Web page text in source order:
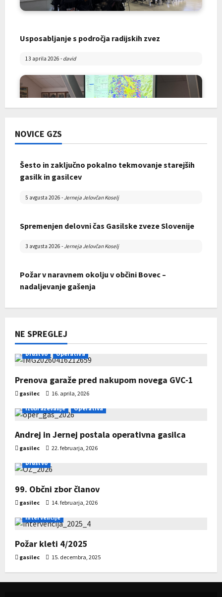
Usposabljanje s področja radijskih zvez
13 aprila 2026 - david
Skupščina Gasilske zveze Mislinjske doline 2026
Zaključek tečaja za operativnega gasilca
Pregled društev 2025
Operativno taktična gasilska vaja GZMD –
KOCEROD 2025
16 novembra 2025-david
NOVICE GZS
Šesto in zaključno pokalno tekmovanje starejših
gasilk in gasilcev
5 avgusta 2026 -Jerneja Jelovčan Koselj
Spremenjen delovni čas Gasilske zveze Slovenije
3 avgusta 2026 -Jerneja Jelovčan Koselj
Požar v naravnem okolju v občini Bovec –
nadaljevanje gašenja
31 julija 2026-Jerneja Jelovčan Koselj
Končno poročilo Razpisa za sofinanciranje GZRO
za leto 2026
Razglašena zelo velika in velika požarna
ogroženost naravnega okolja
izzivi v Evropi
29 julija 2026-Jerneja Jelovčan Koselj
Dogajanje na XVIII. članski gasilski olimpijadi v
Avstriji
AdrianaC
NE SPREGLEJ
Društvo Operativa
Prenova garaže pred nakupom novega GVC-1
gasilec
16. aprila, 2026
Izobraževanje
Operativa
Andrej in Jernej postala operativna gasilca
gasilec
22. februarja, 2026
Društvo
99. Občni zbor članov
gasilec
14. februarja, 2026
Intervencije
Požar kleti 4/2025
gasilec 15. decembra, 2025